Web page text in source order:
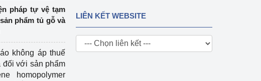
pháp tự vệ tạm
phẩm tủ gỗ và
không áp thuế
đối với sản phẩm
homopolymer
LIÊN KẾT WEBSITE